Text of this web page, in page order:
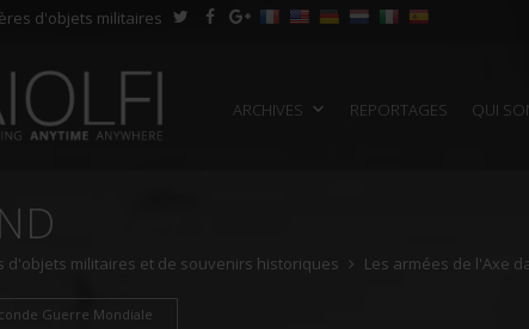
d'objets militaires
ARCHIVES REPORTAGES QUI
d'objets militaires et de souvenirs historiques Les armées de l'Axe
Guerre Mondiale